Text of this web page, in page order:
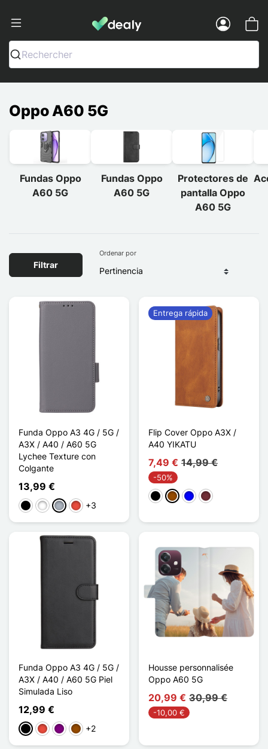
Dealy - Fundas y accesorios para
Rechercher
Oppo A60 5G
Fundas Oppo
A60 5G
Fundas Oppo
A60 5G
Protectores de
pantalla Oppo
A60 5G
Filtrar
Ordenar por
Funda Oppo A3 4G / 5G /
A3X / A40 / A60 5G
Lychee Texture con
Colgante
13,99 €
NegroBlanco
Gris Rojo+3
Flip Cover Oppo A3X /
A40 YIKATU
7,49 € 14,99 €
-50%
NegroMarrón
AzulRouge Vin
Entrega rápida
Funda Oppo A3 4G / 5G /
A3X / A40 / A60 5G Piel
Simulada Liso
12,99 €
NegroRojoPúrpuraMarrón
+2
Housse personnalisée
Oppo A60 5G
20,99 € 30,99 €
-10,00 €